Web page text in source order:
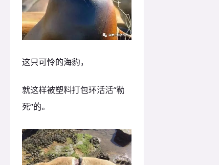
这只可怜的海豹，
就这样被塑料打包环活活“勒
死”的。